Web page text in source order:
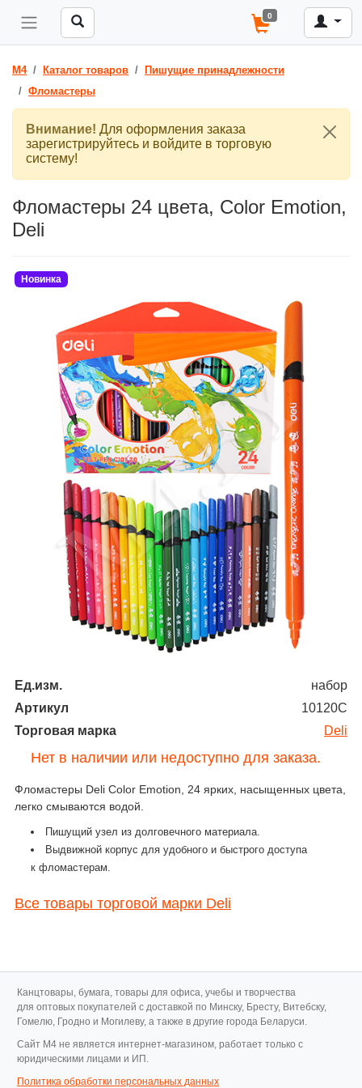
0
M4 Каталог товаров
Пишущие принадлежности
Фломастеры
Внимание! Для оформления заказа
зарегистрируйтесь и войдите в торговую
систему!
Фломастеры 24 цвета, Color Emotion,
Deli
Новинка
Ед.изм.
набор
Артикул
10120С
Торговая марка
Deli
Нет в наличии или недоступно для заказа.
Фломастеры Deli Color Emotion, 24 ярких, насыщенных цвета,
легко смываются водой.
Пишущий узел из долговечного материала.
Выдвижной корпус для удобного и быстрого доступа
к фломастерам.
Все товары торговой марки Deli
Канцтовары, бумага, товары для офиса, учебы и творчества
для оптовых покупателей с доставкой по Минску, Бресту, Витебску,
Гомелю, Гродно и Могилеву, а также в другие города Беларуси.
Cайт M4 не является интернет-магазином, работает только с
юридическими лицами и ИП.
Политика обработки персональных данных